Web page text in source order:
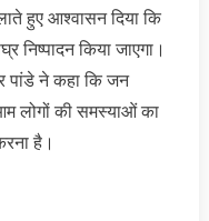
हुए आश्वासन दिया कि
निष्पादन किया जाएगा।
पांडे ने कहा कि जन
लोगों की समस्याओं का
है।